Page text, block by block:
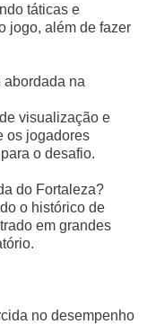
táticas e
jogo, além de fazer
abordada na
visualização e
os jogadores
o desafio.
do Fortaleza?
o histórico de
em grandes
no desempenho